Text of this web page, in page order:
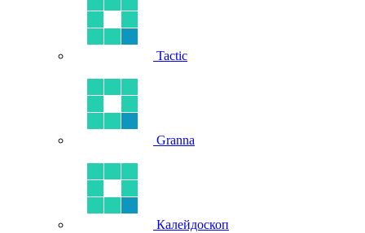
Tactic
Granna
Калейдоскоп